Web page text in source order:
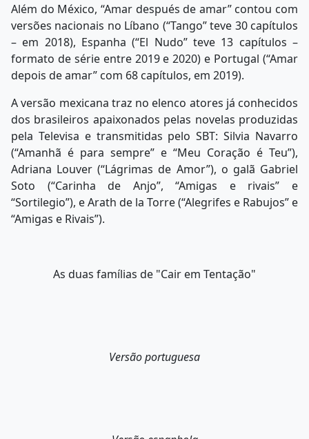
Além do México, “Amar después de amar” contou com
versões nacionais no Líbano (“Tango” teve 30 capítulos
– em 2018), Espanha (“El Nudo” teve 13 capítulos –
formato de série entre 2019 e 2020) e Portugal (“Amar
depois de amar” com 68 capítulos, em 2019).
A versão mexicana traz no elenco atores já conhecidos
dos brasileiros apaixonados pelas novelas produzidas
pela Televisa e transmitidas pelo SBT: Silvia Navarro
(“Amanhã é para sempre” e “Meu Coração é Teu”),
Adriana Louver (“Lágrimas de Amor”), o galã Gabriel
Soto (“Carinha de Anjo”, “Amigas e rivais” e
“Sortilegio”), e Arath de la Torre (“Alegrifes e Rabujos” e
“Amigas e Rivais”).
As duas famílias de "Cair em Tentação"
Versão portuguesa